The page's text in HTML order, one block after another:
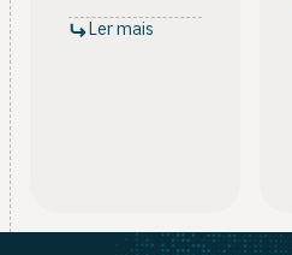
Ler mais